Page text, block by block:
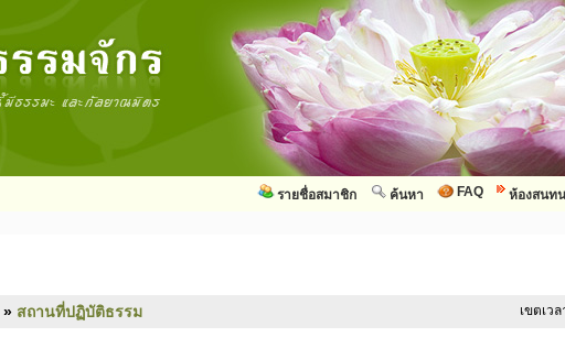
ห้องสนท
FAQ
ค้นหา
รายชื่อสมาชิก
» สถานที่ปฏิบัติธรรม เขตเว